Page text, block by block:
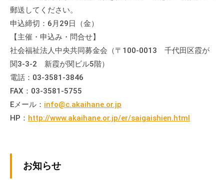
郵送してください。
申込締切：6月29日（金）
【主催・申込み・問合せ】
社会福祉法人中央共同募金会（〒100-0013 千代田区霞が
関3-3-2 新霞が関ビル5階）
電話：03-3581-3846
FAX：03-3581-5755
Eメール： info@c.akaihane.or.jp
HP： http://www.akaihane.or.jp/er/saigaishien.html
お知らせ